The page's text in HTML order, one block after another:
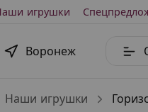
игрушки
Воронеж
Наши игрушки